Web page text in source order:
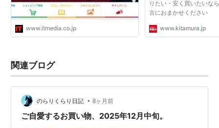
www.itmedia.co.jp
りたい・安く買いたいな
古におまかせください
www.kitamura.jp
関連ブログ
のらりくらり日記 • 8ヶ月前
ご自愛するお買い物、2025年12月中旬。